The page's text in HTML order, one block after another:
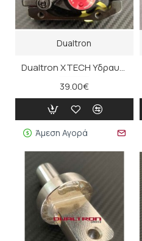
Dualtron
Dualtron XTECH Υδραυλική Δαγκάνα φρένου για DT3 (τμχ)
39.00€
Άμεση Αγορά